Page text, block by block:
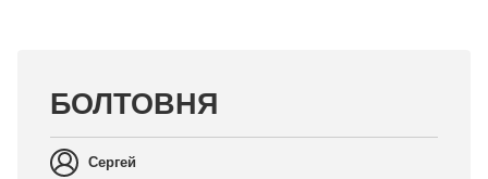
БОЛТОВНЯ
Сергей